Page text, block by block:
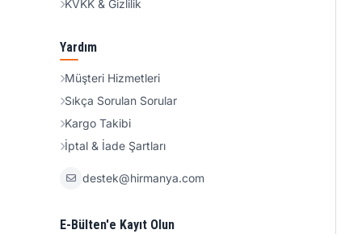
KVKK & Gizlilik
Yardım
Müşteri Hizmetleri
Sıkça Sorulan Sorular
Kargo Takibi
İptal & İade Şartları
destek@hirmanya.com
E-Bülten'e Kayıt Olun